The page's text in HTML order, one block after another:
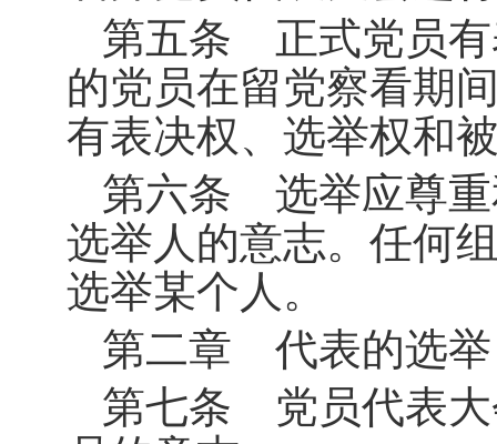
第五条 正式党员有
的党员在留党察看期
有表决权、选举权和
第六条 选举应尊重
选举人的意志。任何
选举某个人。
第二章 代表的选举
第七条 党员代表大